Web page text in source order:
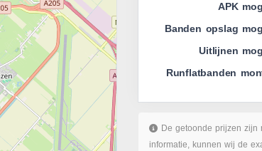
APK
Banden opslag
Uitlijnen
Runflatbanden
De getoonde prijzen zijn
informatie, kunnen wij de